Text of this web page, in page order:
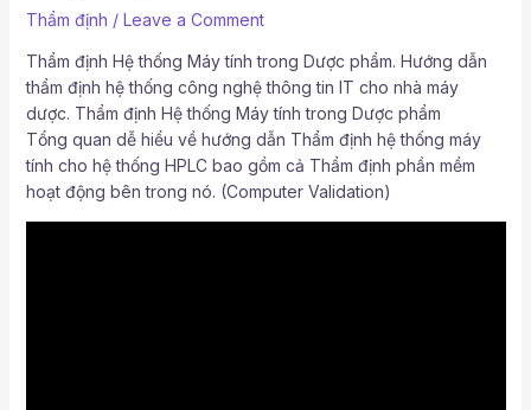
Thẩm định / Leave a Comment
Thẩm định Hệ thống Máy tính trong Dược phẩm. Hướng dẫn
thẩm định hệ thống công nghệ thông tin IT cho nhà máy
dược. Thẩm định Hệ thống Máy tính trong Dược phẩm
Tổng quan dễ hiểu về hướng dẫn Thẩm định hệ thống máy
tính cho hệ thống HPLC bao gồm cả Thẩm định phần mềm
hoạt động bên trong nó. (Computer Validation)